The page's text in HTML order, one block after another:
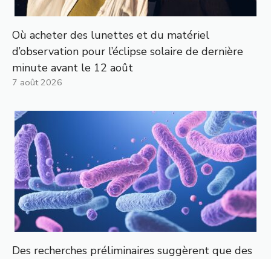
Où acheter des lunettes et du matériel
d’observation pour l’éclipse solaire de dernière
minute avant le 12 août
7 août 2026
Des recherches préliminaires suggèrent que des